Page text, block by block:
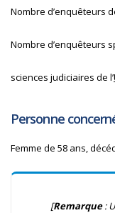
Nombre d’enquêteurs
Nombre d’enquêteurs
sciences judiciaires de l’
Personne
Femme de 58 ans,
[Remarque: